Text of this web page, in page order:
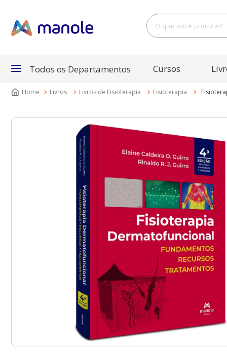
O que você procura?
Todos os Departamentos Cursos
Livros Livros de Fisioterapia Fisioterapia